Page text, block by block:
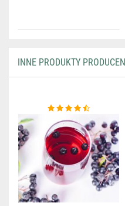
INNE PRODUKTY